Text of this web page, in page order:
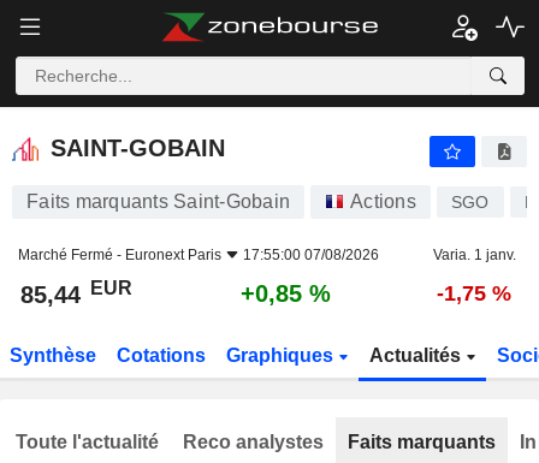
SAINT-GOBAIN
SAINT-GOBAIN
Faits marquants Saint-Gobain Actions SGO
Marché Fermé - Euronext Paris 17:55:00 07/08/2026 Varia. 1 janv.
85,44 EUR +0,85 % -1,75 %
Synthèse Cotations Graphiques Actualités
Toute l'actualité Reco analystes Faits marquants